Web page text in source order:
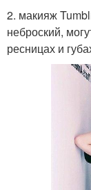
2. макияж
неброский,
ресницах и